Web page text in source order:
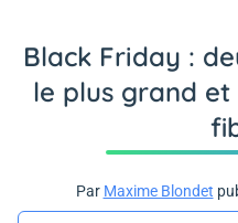
Black Friday :
le plus grand
Par Maxime Blondet